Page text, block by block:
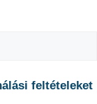
feltételeket